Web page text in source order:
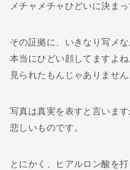
メチャメチャひどいに決まっ
その証拠に、いきなり写メな
本当にひどい顔してますよね
見られたもんじゃありません
写真は真実を表すと言います
悲しいものです。
とにかく、ヒアルロン酸を打